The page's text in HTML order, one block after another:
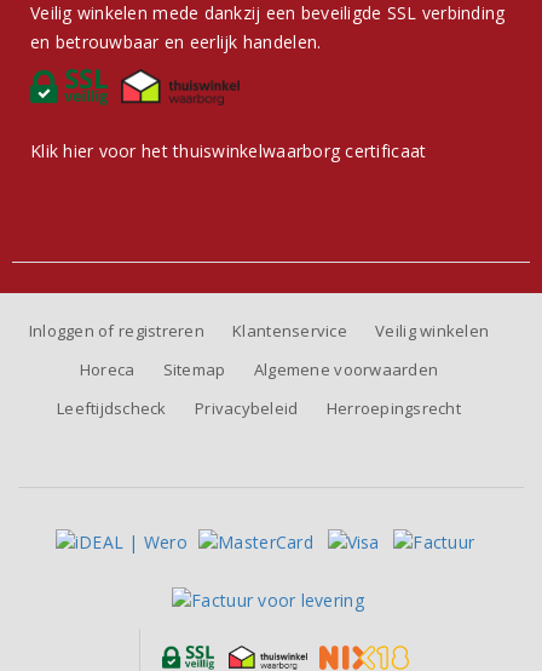
Veilig winkelen mede dankzij een beveiligde SSL verbinding
en betrouwbaar en eerlijk handelen.
Klik hier voor het thuiswinkelwaarborg certificaat
Inloggen of registreren Klantenservice
Veilig winkelen
Horeca
Sitemap
Algemene voorwaarden
Leeftijdscheck
Privacybeleid Herroepingsrecht